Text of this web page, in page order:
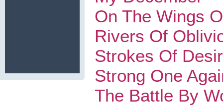
On The Wings
Rivers Of
Strokes Of
Strong One
The Battle By